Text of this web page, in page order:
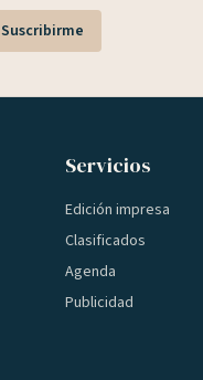
Suscribirme
Servicios
Edición impresa
Clasificados
Agenda
Publicidad